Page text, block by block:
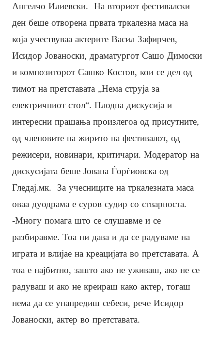
Ангелчо Илиевски. На вториот фестивалски
ден беше отворена првата тркалезна маса на
која учествуваа актерите Васил Зафирчев,
Исидор Јованоски, драматургот Сашо Димоски
и композиторот Сашко Костов, кои се дел од
тимот на претставата „Нема струја за
електричниот стол“. Плодна дискусија и
интересни прашања произлегоа од присутните,
од членовите на жирито на фестивалот, од
режисери, новинари, критичари. Модератор на
дискусијата беше Јована Ѓорѓиовска од
Гледај.мк. За учесниците на тркалезната маса
оваа дуодрама е суров судир со стварноста.
-Многу помага што се слушавме и се
разбиравме. Тоа ни дава и да се радуваме на
играта и влијае на креацијата во претставата. А
тоа е најбитно, зашто ако не уживаш, ако не се
радуваш и ако не креираш како актер, тогаш
нема да се унапредиш себеси, рече Исидор
Јованоски, актер во претставата.